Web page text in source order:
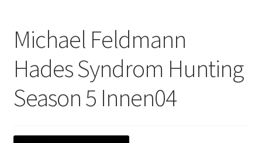
Michael Feldmann
Hades Syndrom Hunting
Season 5 Innen04